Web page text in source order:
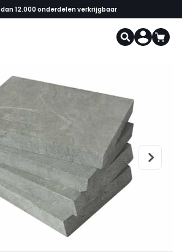
12.000 onderdelen verkrijgbaar